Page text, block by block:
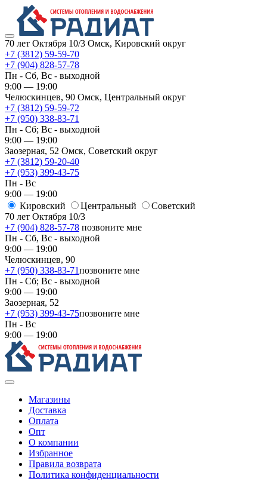
70 лет Октября 10/3 Омск, Кировский округ
+7 (3812) 59-59-70
+7 (904) 828-57-78
Пн - Сб, Вс - выходной
9:00 — 19:00
Челюскинцев, 90 Омск, ​Центральный округ
+7 (3812) 59-59-72
+7 (950) 338-83-71
Пн - Сб; Вс - выходной
9:00 — 19:00
Заозерная, 52 Омск, ​Советский округ
+7 (3812) 59-20-40
+7 (953) 399-43-75
Пн - Вс
9:00 — 19:00
Кировский
​Центральный
​Советский
70 лет Октября 10/3
+7 (904) 828-57-78 позвоните мне
Пн - Сб, Вс - выходной
9:00 — 19:00
Челюскинцев, 90
+7 (950) 338-83-71позвоните мне
Пн - Сб; Вс - выходной
9:00 — 19:00
Заозерная, 52
+7 (953) 399-43-75позвоните мне
Пн - Вс
9:00 — 19:00
Магазины
Доставка
Оплата
Опт
О компании
Избранное
Правила возврата
Политика конфиденциальности